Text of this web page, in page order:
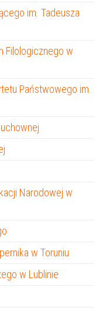
im. Tadeusza
Filologicznego w
Państwowego im.
Narodowej w
w Toruniu
w Lublinie